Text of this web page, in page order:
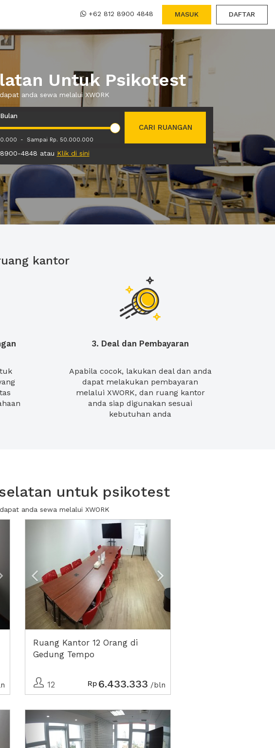
+62 812 8900 4848 MASUK DAFTAR
Untuk Psikotest
anda sewa melalui XWORK
- Sampai Rp. 50.000.000
CARI RUANGAN
4848 atau Klik di sini
kantor
3. Deal dan Pembayaran
Apabila cocok, lakukan deal dan anda
dapat melakukan pembayaran
melalui XWORK, dan ruang kantor
anda siap digunakan sesuai
kebutuhan anda
untuk psikotest
anda sewa melalui XWORK
Ruang Kantor 12 Orang di
Gedung Tempo
12 Rp 6.433.333 /bln
Previous